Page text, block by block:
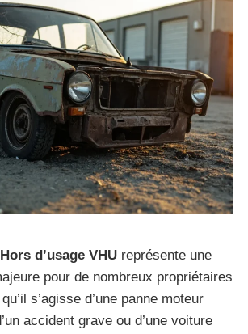
d’usage VHU représente une
pour de nombreux propriétaires
s’agisse d’une panne moteur
accident grave ou d’une voiture